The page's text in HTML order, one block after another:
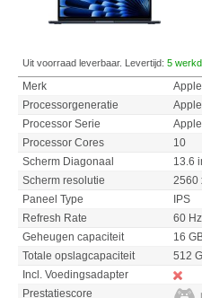
Uit voorraad leverbaar. Levertijd: 5
Merk
Apple
Processorgeneratie
Processor Serie
Processor Cores
10
Scherm Diagonaal
13.6
Scherm resolutie
2560
Paneel Type
IPS
Refresh Rate
60 Hz
Geheugen capaciteit
16
Totale opslagcapaciteit
512
Incl. Voedingsadapter
Prestatiescore